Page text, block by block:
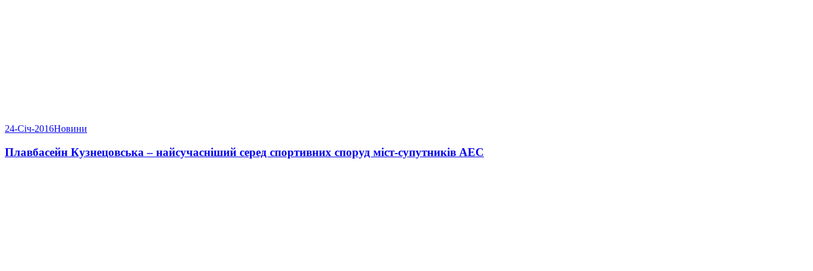
24-Січ-2016Новини
Плавбасейн Кузнецовська – найсучасніший серед спортивних споруд міст-супутників АЕС